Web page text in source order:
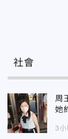
社會
周
她
3小